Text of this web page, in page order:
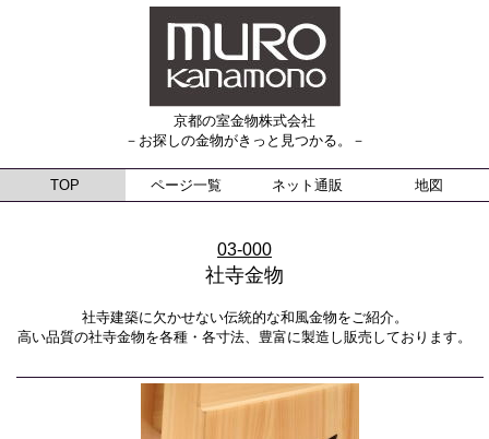
京都の室金物株式会社
－お探しの金物がきっと見つかる。－
TOP ページ一覧 ネット通販 地図
03-000
社寺金物
社寺建築に欠かせない伝統的な和風金物をご紹介。
高い品質の社寺金物を各種・各寸法、豊富に製造し販売しております。